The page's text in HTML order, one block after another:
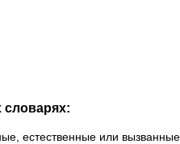
естественные или вызванные